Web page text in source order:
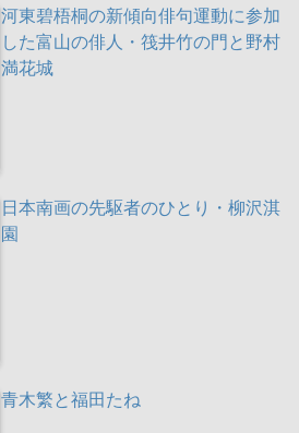
河東碧梧桐の新傾向俳句運動に参加
した富山の俳人・筏井竹の門と野村
満花城
日本南画の先駆者のひとり・柳沢淇
園
青木繁と福田たね